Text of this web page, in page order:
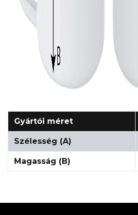
Gyártói méret
Szélesség (A)
Magasság (B)